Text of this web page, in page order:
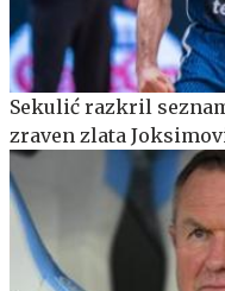
Sekulić razkril
zraven zlata